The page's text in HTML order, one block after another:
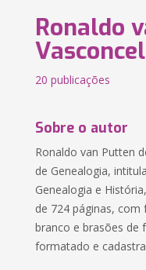
Ronaldo
20 publicações
Sobre o autor
Ronaldo van Putten
de Genealogia,
Genealogia e
de 724 páginas,
branco e brasões de
formatado e